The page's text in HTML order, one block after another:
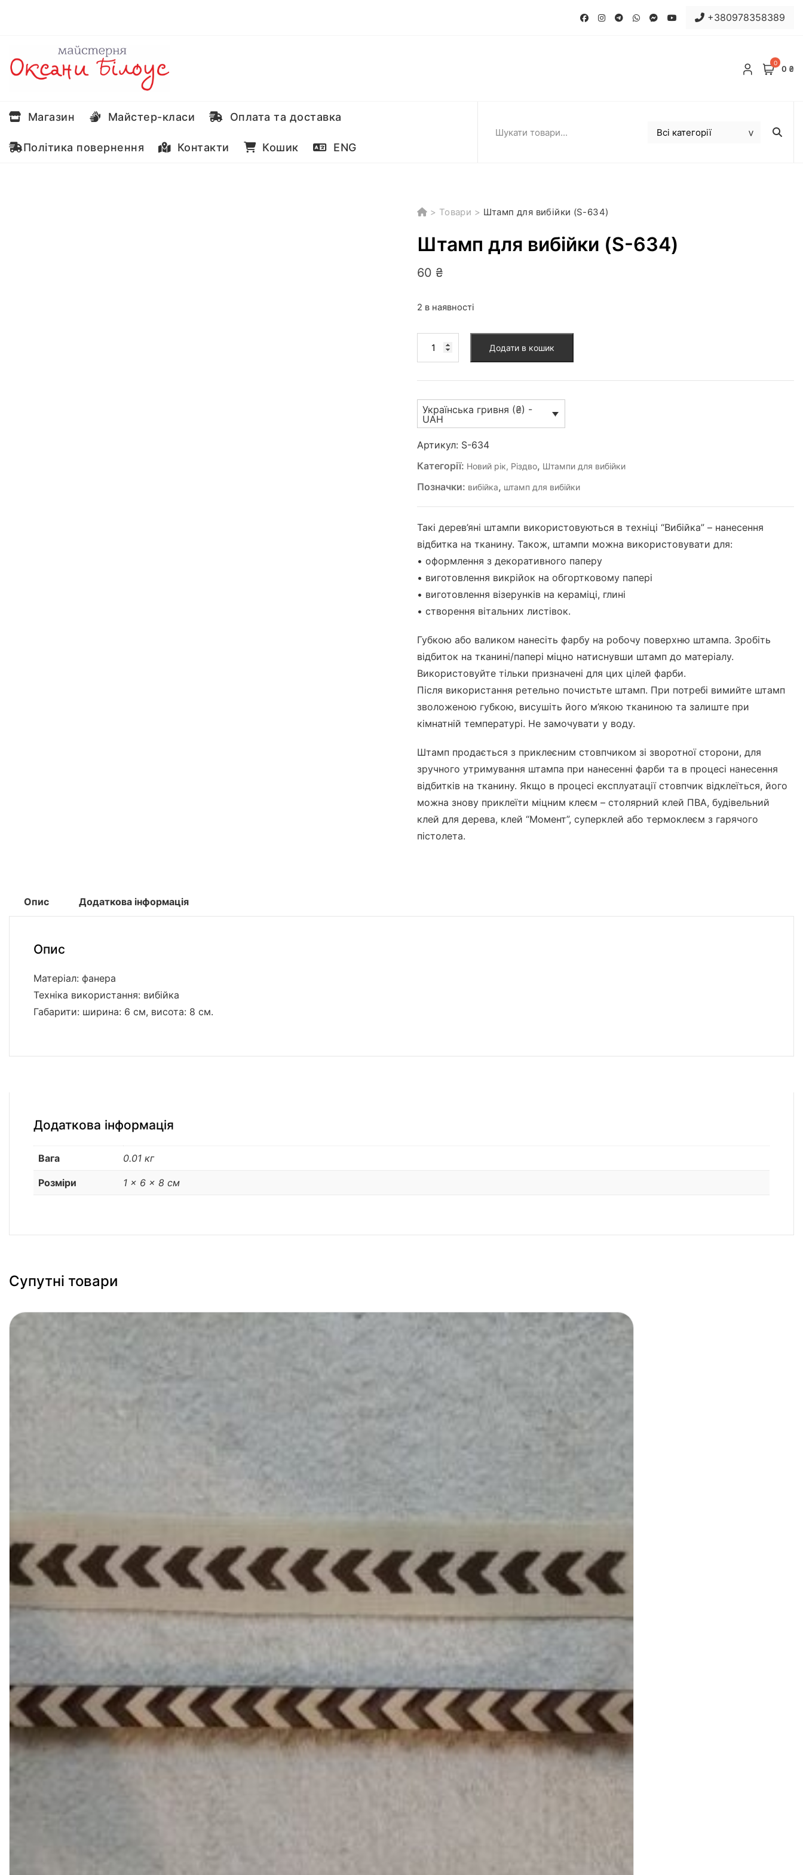
+380978358389
0
0 ₴
Магазин Майстер-класи Оплата та доставка
Політика повернення Контакти Кошик ENG
> Товари > Штамп для вибійки (S-634)
Штамп для вибійки (S-634)
60 ₴
2 в наявності
для
(S-
634)
кількість
Додати в кошик
Українська гривня (₴) -
UAH
Артикул: S-634
Категорії: Новий рік, Різдво, Штампи для вибійки
Позначки: вибійка, штамп для вибійки
Такі дерев’яні штампи використовуються в техніці “Вибійка” – нанесення
відбитка на тканину. Також, штампи можна використовувати для:
• оформлення з декоративного паперу
• виготовлення викрійок на обгортковому папері
• виготовлення візерунків на кераміці, глині
• створення вітальних листівок.
Губкою або валиком нанесіть фарбу на робочу поверхню штампа. Зробіть
відбиток на тканині/папері міцно натиснувши штамп до матеріалу.
Використовуйте тільки призначені для цих цілей фарби.
Після використання ретельно почистьте штамп. При потребі вимийте штамп
зволоженою губкою, висушіть його м’якою тканиною та залиште при
кімнатній температурі. Не замочувати у воду.
Штамп продається з приклеєним стовпчиком зі зворотної сторони, для
зручного утримування штампа при нанесенні фарби та в процесі нанесення
відбитків на тканину. Якщо в процесі експлуатації стовпчик відклеїться, його
можна знову приклеїти міцним клеєм – столярний клей ПВА, будівельний
клей для дерева, клей “Момент”, суперклей або термоклеєм з гарячого
пістолета.
Опис Додаткова інформація
Опис
Матеріал: фанера
Техніка використання: вибійка
Габарити: ширина: 6 см, висота: 8 см.
Додаткова інформація
Вага 0.01 кг
Розміри 1 × 6 × 8 см
Супутні товари